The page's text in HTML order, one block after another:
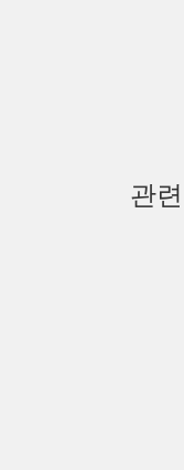
관